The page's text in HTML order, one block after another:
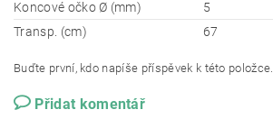
Koncové očko Ø (mm)
5
Transp. (cm)
67
Buďte první, kdo napíše příspěvek k této položce.
Přidat komentář